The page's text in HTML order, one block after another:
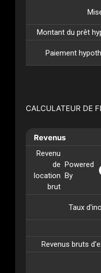
Montant du prêt
Paiement
CALCULATEUR DE
Revenus
Revenu
de
location
brut
Powered
By
Taux
Revenus bruts